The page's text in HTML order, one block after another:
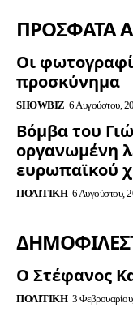
ΠΡΟΣΦΑΤΑ
Οι
προσκύνημα
SHOWBIZ 6 Αυγούστου,
Βόμβα του
οργανωμένη
ευρωπαϊκού
ΠΟΛΙΤΙΚΉ 6 Αυγούστου,
Ο Στέφανος
ΠΟΛΙΤΙΚΉ 3